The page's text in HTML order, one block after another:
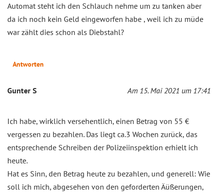
Automat steht ich den Schlauch nehme um zu tanken aber
da ich noch kein Geld eingeworfen habe , weil ich zu müde
war zählt dies schon als Diebstahl?
Antworten
Gunter S Am 15. Mai 2021 um 17:41
Ich habe, wirklich versehentlich, einen Betrag von 55 €
vergessen zu bezahlen. Das liegt ca.3 Wochen zurück, das
entsprechende Schreiben der Polizeiinspektion erhielt ich
heute.
Hat es Sinn, den Betrag heute zu bezahlen, und generell: Wie
soll ich mich, abgesehen von den geforderten Äüßerungen,